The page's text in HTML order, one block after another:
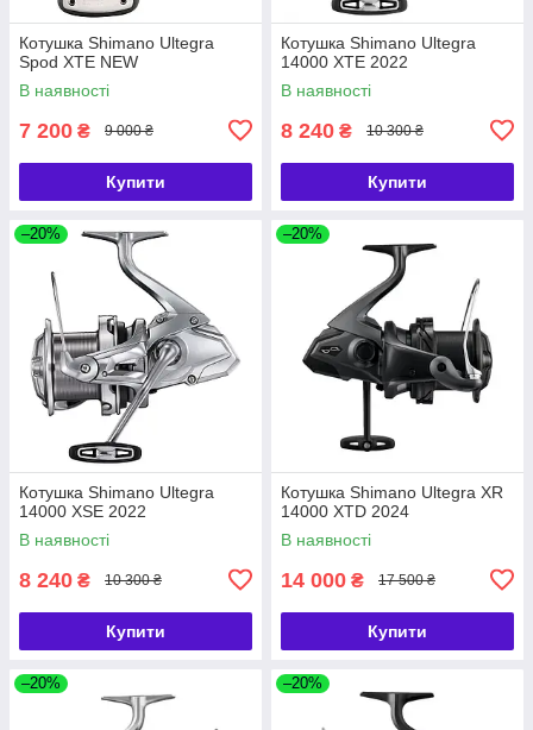
Котушка Shimano Ultegra
Spod XTE NEW
В наявності
7 200 ₴ 9 000 ₴
Купити
Котушка Shimano Ultegra
14000 XTE 2022
В наявності
8 240 ₴ 10 300 ₴
Купити
–20%
Котушка Shimano Ultegra
14000 XSE 2022
В наявності
8 240 ₴ 10 300 ₴
Купити
–20%
Котушка Shimano Ultegra XR
14000 XTD 2024
В наявності
14 000 ₴ 17 500 ₴
Купити
–20% –20%